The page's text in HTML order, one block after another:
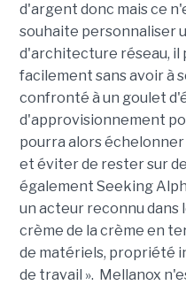
d'argent donc mais ce
souhaite personnaliser
d'architecture réseau, il
facilement sans avoir à
confronté à un goulet
d'approvisionnement
pourra alors
et éviter de rester sur
également Seeking
un acteur reconnu dans
crème de la crème en
de matériels, propriété
de travail ». Mellanox